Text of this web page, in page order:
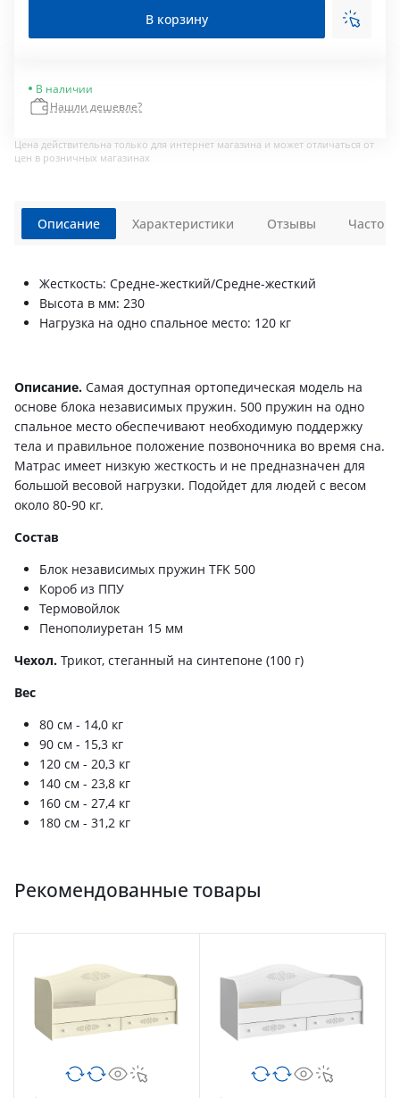
В корзину
В наличии
Нашли дешевле?
Цена действительна только для интернет магазина и может отличаться от
цен в розничных магазинах
Описание
Жесткость: Средне-жесткий/Средне-жесткий
Высота в мм: 230
Нагрузка на одно спальное место: 120 кг
Описание. Самая доступная ортопедическая модель на
основе блока независимых пружин. 500 пружин на одно
спальное место обеспечивают необходимую поддержку
тела и правильное положение позвоночника во время сна.
Матрас имеет низкую жесткость и не предназначен для
большой весовой нагрузки. Подойдет для людей с весом
около 80-90 кг.
Состав
Блок независимых пружин TFK 500
Короб из ППУ
Термовойлок
Пенополиуретан 15 мм
Чехол. Трикот, стеганный на синтепоне (100 г)
Вес
80 см - 14,0 кг
90 см - 15,3 кг
120 см - 20,3 кг
140 см - 23,8 кг
160 см - 27,4 кг
180 см - 31,2 кг
Характеристики Отзывы Часто
Рекомендованные товары